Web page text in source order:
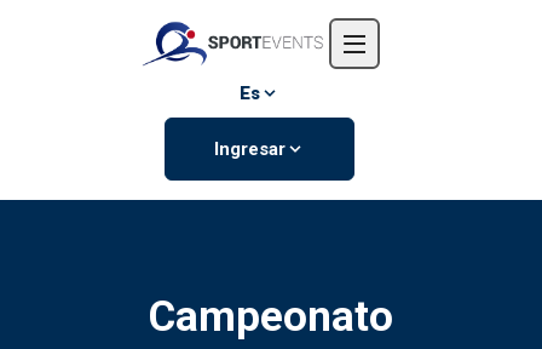
Eventos
Es
Ingresar
Campeonato